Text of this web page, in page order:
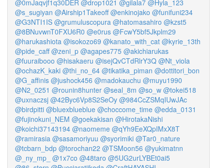
@0mJaqvjf1q30DER @drop1021 @gilala7 @Hyla_123
@s_sugiyan @Airship1Takeoff @enkinojako @funifuni234
@G3NTI1IS @grumuluscopura @hatomasahiro @kzst5
@8BNuvwnT0FXU6R0 @e0rus @FcwY5bf5Jkplm29
@harukashiota @isokozo69 @kanato_with_cat @kyrie_13th
@pide_caff @zeni_p @agapes775 @akichiarukas
@fuuraibooo @hisakaeru @isejQvCTdRlrY3Q @Nt_viola
@ochazK_kaki @thi_no_64 @tikatika_piman @dottitori_bon
@G_affinis @jushock456 @madokauchu @muyu1990
@N2_0251 @rounin8hunter @seal_8m @so_w @tokei518
@uxnaczsj @42Byc6Vp8S2SeOy @984CcZSMqIUwJAc
@birdpitti @bluexblueblue @choccome_time @edda_0131
@fujinokuni_NEM @goekakisan @HirotakaNishi
@koichi37143194 @naomeme @qYh9EeXQpIMxX8T
@ramirasia @sasamoriyuu @syorimiki @Tar0_nature
@tcbarn_bdp @torochan22 @TSMoon56 @yukimatnn
@_ny_mp_ @1x7co @48taro @5UG2urLYBEt0ai5